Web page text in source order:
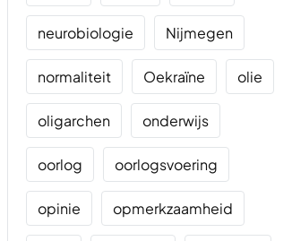
neurobiologie Nijmegen
normaliteit Oekraïne olie
oligarchen onderwijs
oorlog oorlogsvoering
opinie opmerkzaamheid